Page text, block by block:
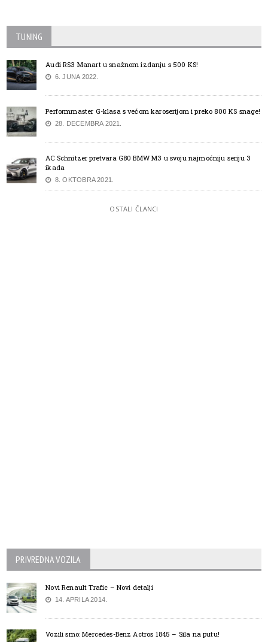
TUNING
Audi RS3 Manart u snažnom izdanju s 500 KS!
6. JUNA 2022.
Performmaster G-klasa s većom karoserijom i preko 800 KS snage!
28. DECEMBRA 2021.
AC Schnitzer pretvara G80 BMW M3 u svoju najmoćniju seriju 3
ikada
8. OKTOBRA 2021.
OSTALI ČLANCI
PRIVREDNA VOZILA
Novi Renault Trafic – Novi detalji
14. APRILA 2014.
Vozili smo: Mercedes-Benz Actros 1845 – Sila na putu!